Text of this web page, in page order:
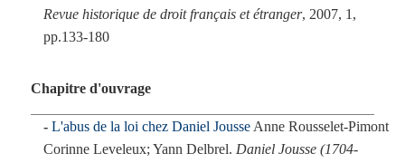
Revue historique de droit français et étranger, 2007, 1,
pp.133-180
Chapitre d'ouvrage
L'abus de la loi chez Daniel Jousse Anne Rousselet-Pimont
Corinne Leveleux; Yann Delbrel. Daniel Jousse (1704-